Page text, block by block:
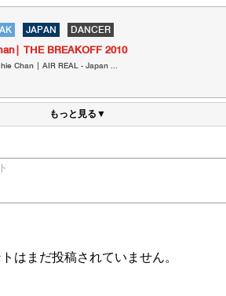
JAPAN DANCER
THE BREAKOFF 2010
Chan | AIR REAL - Japan ...
もっと見る▼
はまだ投稿されていません。